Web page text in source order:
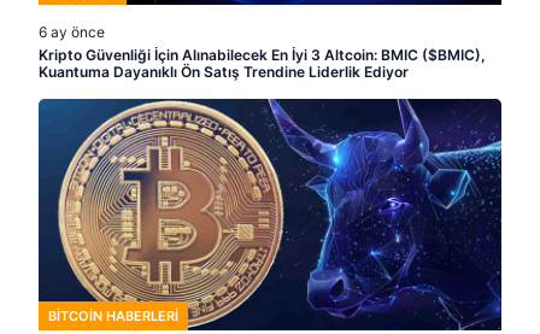
6 ay önce
Kripto Güvenliği İçin Alınabilecek En İyi 3 Altcoin: BMIC ($BMIC),
Kuantuma Dayanıklı Ön Satış Trendine Liderlik Ediyor
BITCOIN HABERLERI